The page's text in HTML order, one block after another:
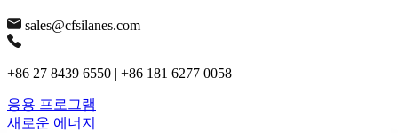
sales@cfsilanes.com
+86 27 8439 6550 | +86 181 6277 0058
응용 프로그램
새로운 에너지